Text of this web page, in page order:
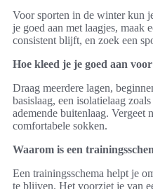
Voor sporten in de winter kun
je goed aan met laagjes, maak
consistent blijft, en zoek een
Hoe kleed je je goed aan
Draag meerdere lagen,
basislaag, een isolatielaag
ademende buitenlaag. Vergeet
comfortabele sokken.
Waarom is een
Een trainingsschema helpt je
te blijven. Het voorziet je van